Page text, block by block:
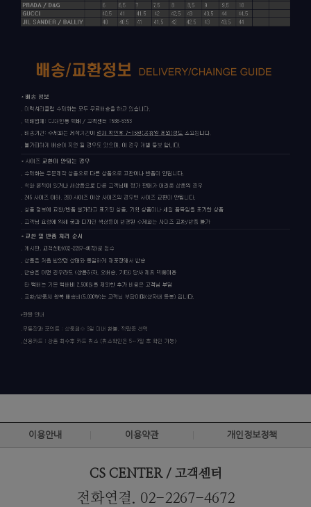
이용안내 이용약관 개인정보정책
CS CENTER / 고객센터
전화연결. 02-2267-4672